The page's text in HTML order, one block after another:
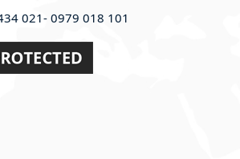
021- 0979 018 101